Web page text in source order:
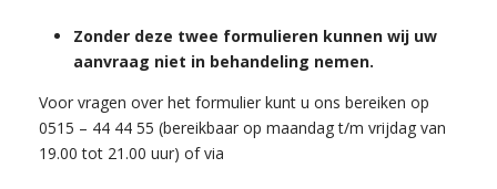
Zonder deze twee formulieren kunnen wij uw
aanvraag niet in behandeling nemen.
Voor vragen over het formulier kunt u ons bereiken op
0515 – 44 44 55 (bereikbaar op maandag t/m vrijdag van
19.00 tot 21.00 uur) of via